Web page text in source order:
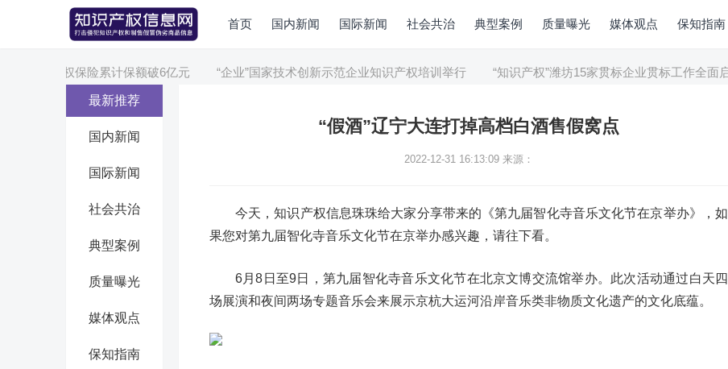
首页 国内新闻 国际新闻 社会共治 典型案例 质量曝光 媒体观点 保知指南
知识产权保险累计保额破6亿元 “企业”国家技术创新示范企业知识产权培训举行 “知识产权”潍坊15家贯标企业贯标工作全面启动
最新推荐
国内新闻
国际新闻
社会共治
典型案例
质量曝光
媒体观点
保知指南
“假酒”辽宁大连打掉高档白酒售假窝点
2022-12-31 16:13:09 来源：
今天，知识产权信息珠珠给大家分享带来的《第九届智化寺音乐文化节在京举办》，如
果您对第九届智化寺音乐文化节在京举办感兴趣，请往下看。
6月8日至9日，第九届智化寺音乐文化节在北京文博交流馆举办。此次活动通过白天四
场展演和夜间两场专题音乐会来展示京杭大运河沿岸音乐类非物质文化遗产的文化底蕴。